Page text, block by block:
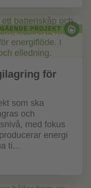
PROJEKT
för
som ska
och
med fokus
energi
ti...